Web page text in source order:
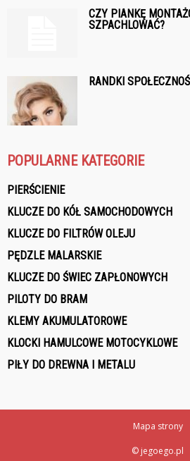
CZY PIANKĘ
SZPACHLOWAĆ?
RANDKI
POPULARNE KATEGORIE
PIERŚCIENIE
KLUCZE DO KÓŁ SAMOCHODOWYCH
KLUCZE DO FILTRÓW OLEJU
PĘDZLE MALARSKIE
KLUCZE DO ŚWIEC ZAPŁONOWYCH
PILOTY DO BRAM
KLEMY AKUMULATOROWE
KLOCKI HAMULCOWE MOTOCYKLOWE
PIŁY DO DREWNA I METALU
Mapa strony
© jegoego.pl